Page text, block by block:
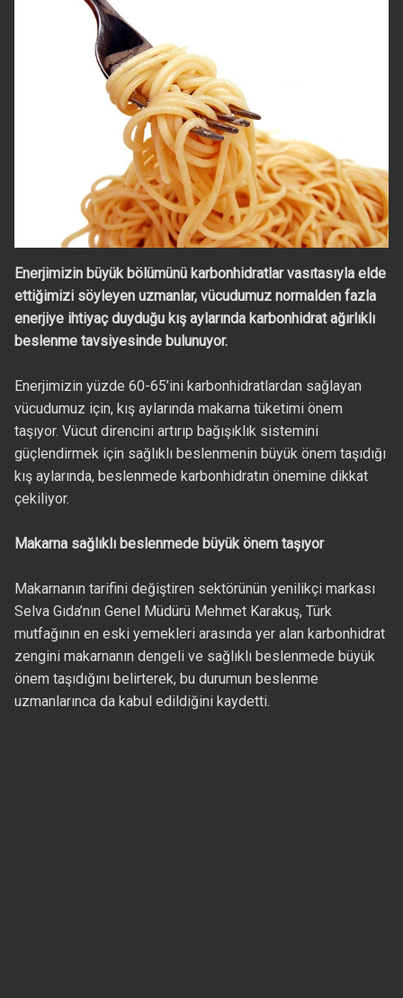
Enerjimizin büyük bölümünü karbonhidratlar vasıtasıyla elde
ettiğimizi söyleyen uzmanlar, vücudumuz normalden fazla
enerjiye ihtiyaç duyduğu kış aylarında karbonhidrat ağırlıklı
beslenme tavsiyesinde bulunuyor.
Enerjimizin yüzde 60-65’ini karbonhidratlardan sağlayan
vücudumuz için, kış aylarında makarna tüketimi önem
taşıyor. Vücut direncini artırıp bağışıklık sistemini
güçlendirmek için sağlıklı beslenmenin büyük önem taşıdığı
kış aylarında, beslenmede karbonhidratın önemine dikkat
çekiliyor.
Makarna sağlıklı beslenmede büyük önem taşıyor
Makarnanın tarifini değiştiren sektörünün yenilikçi markası
Selva Gıda’nın Genel Müdürü Mehmet Karakuş, Türk
mutfağının en eski yemekleri arasında yer alan karbonhidrat
zengini makarnanın dengeli ve sağlıklı beslenmede büyük
önem taşıdığını belirterek, bu durumun beslenme
uzmanlarınca da kabul edildiğini kaydetti.